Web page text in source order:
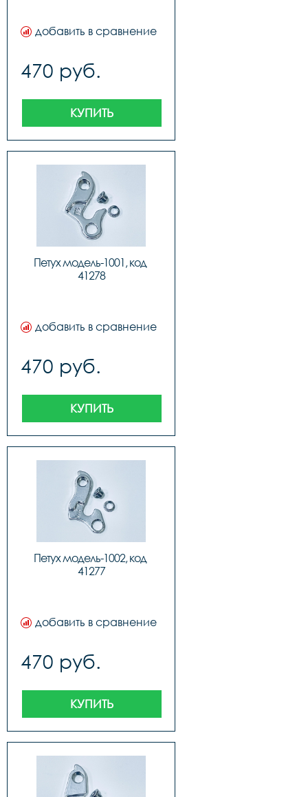
добавить в сравнение
470 руб.
КУПИТЬ
Петух модель-1001, код
41278
добавить в сравнение
470 руб.
КУПИТЬ
Петух модель-1002, код
41277
добавить в сравнение
470 руб.
КУПИТЬ